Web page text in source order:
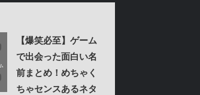
【爆笑必至】ゲーム
で出会った面白い名
前まとめ！めちゃく
ちゃセンスあるネタ